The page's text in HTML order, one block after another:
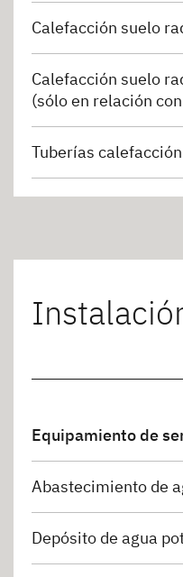
Calefacción suelo
Calefacción suelo
(sólo en relación
Tuberías
Equipamiento de
Abastecimiento de
Depósito de agua